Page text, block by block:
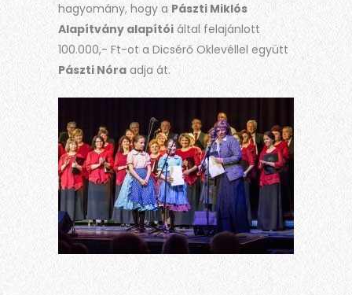
hagyomány, hogy a Pászti Miklós
Alapítvány alapítói által felajánlott
100.000,- Ft-ot a Dicsérő Oklevéllel együtt
Pászti Nóra adja át.